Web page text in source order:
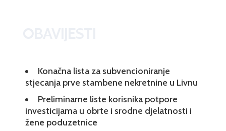
Konačna lista za subvencioniranje
stjecanja prve stambene nekretnine u Livnu
Preliminarne liste korisnika potpore
investicijama u obrte i srodne djelatnosti i
žene poduzetnice